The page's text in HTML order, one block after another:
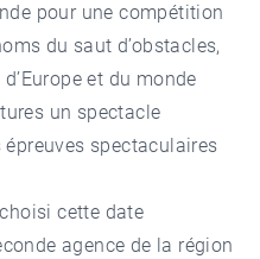
pour une compétition
du saut d’obstacles,
et du monde
un spectacle
spectaculaires
cette date
agence de la région